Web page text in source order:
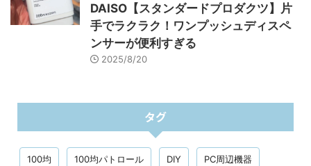
DAISO【スタンダードプロダクツ】片
手でラクラク！ワンプッシュディスペ
ンサーが便利すぎる
2025/8/20
タグ
100均 100均パトロール DIY PC周辺機器